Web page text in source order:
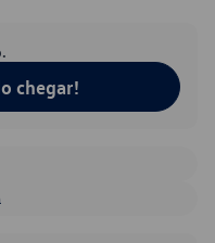
chegar!